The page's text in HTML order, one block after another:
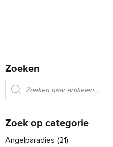
Zoeken
Producten zoeken
Zoek op categorie
Angelparadies (21)